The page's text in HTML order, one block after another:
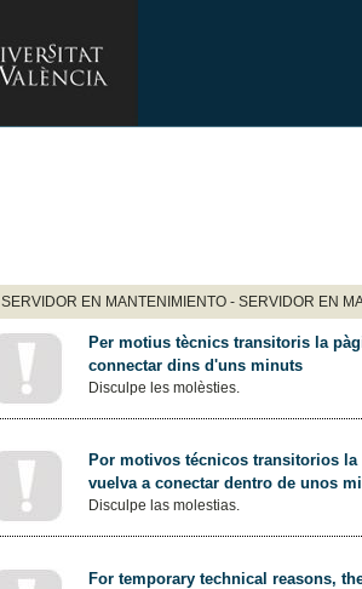
SERVIDOR EN MANTENIMIENTO - SERVIDOR EN
Per motius tècnics transitoris la
connectar dins d'uns minuts
Disculpe les molèsties.
Por motivos técnicos transitorios
vuelva a conectar dentro de unos
Disculpe las molestias.
For temporary technical reasons,